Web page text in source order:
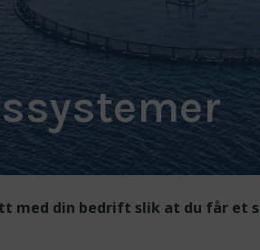
med din bedrift slik at du får et